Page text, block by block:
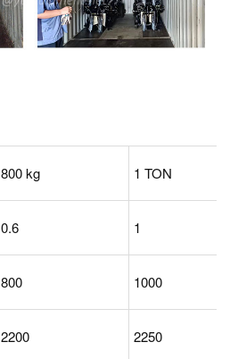
800 kg 1 TON
0.6 1
800 1000
2200 2250